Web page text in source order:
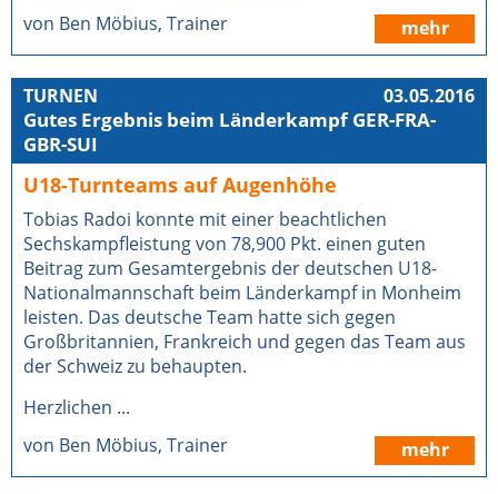
mehr
von Ben Möbius, Trainer
03.05.2016
TURNEN
Gutes Ergebnis beim Länderkampf GER-FRA-
GBR-SUI
U18-Turnteams auf Augenhöhe
Tobias Radoi konnte mit einer beachtlichen
Sechskampfleistung von 78,900 Pkt. einen guten
Beitrag zum Gesamtergebnis der deutschen U18-
Nationalmannschaft beim Länderkampf in Monheim
leisten. Das deutsche Team hatte sich gegen
Großbritannien, Frankreich und gegen das Team aus
der Schweiz zu behaupten.
Herzlichen ...
mehr
von Ben Möbius, Trainer